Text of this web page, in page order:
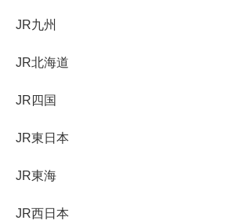
JR九州
JR北海道
JR四国
JR東日本
JR東海
JR西日本